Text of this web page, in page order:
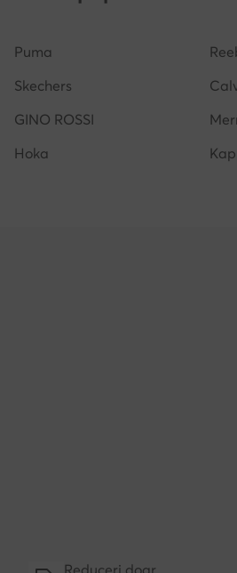
Puma
Skechers
GINO ROSSI
Hoka
Reduceri doar